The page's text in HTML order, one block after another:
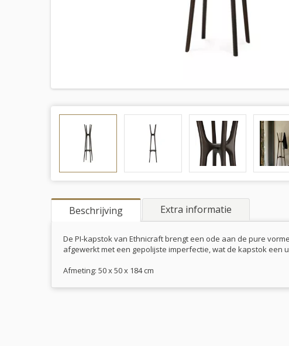
Beschrijving Extra informatie
De PI-kapstok van Ethnicraft brengt een ode aan de pure
afgewerkt met een gepolijste imperfectie, wat de kapstok een
Afmeting: 50 x 50 x 184 cm